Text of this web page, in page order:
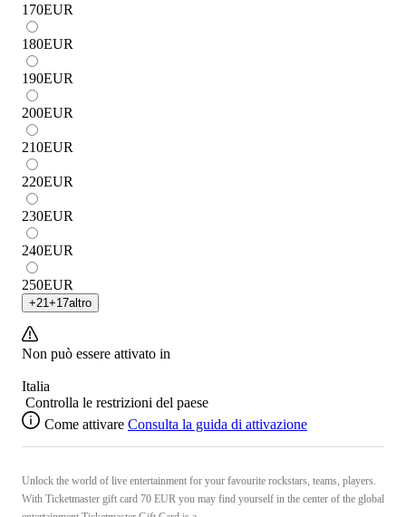
170EUR
180EUR
190EUR
200EUR
210EUR
220EUR
230EUR
240EUR
250EUR
+21 +17altro
Non può essere attivato in
Italia
Controlla le restrizioni del paese
Come attivare Consulta la guida di attivazione
Unlock the world of live entertainment for your favourite rockstars, teams, players.
With Ticketmaster gift card 70 EUR you may find yourself in the center of the global